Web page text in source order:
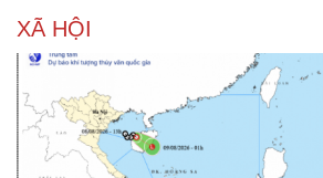
XÃ HỘI